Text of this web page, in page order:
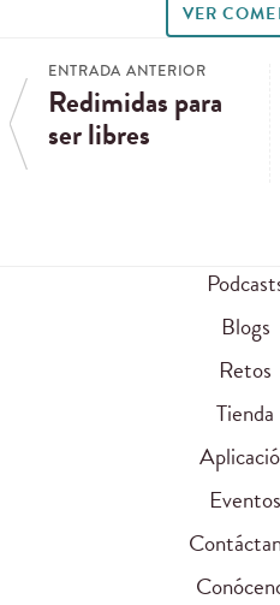
VER
ENTRADA ANTERIOR
Redimidas para
ser libres
Blogs
Retos
Tienda
Eventos